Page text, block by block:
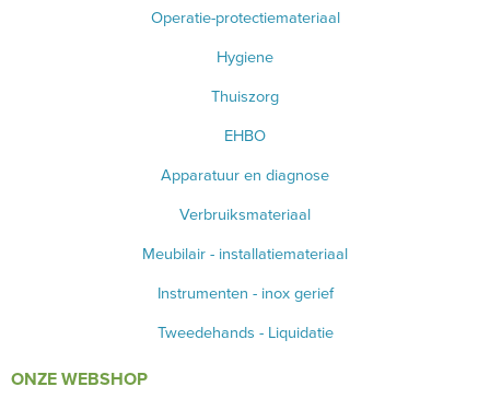
Operatie-protectiemateriaal
Hygiene
Thuiszorg
EHBO
Apparatuur en diagnose
Verbruiksmateriaal
Meubilair - installatiemateriaal
Instrumenten - inox gerief
Tweedehands - Liquidatie
ONZE WEBSHOP